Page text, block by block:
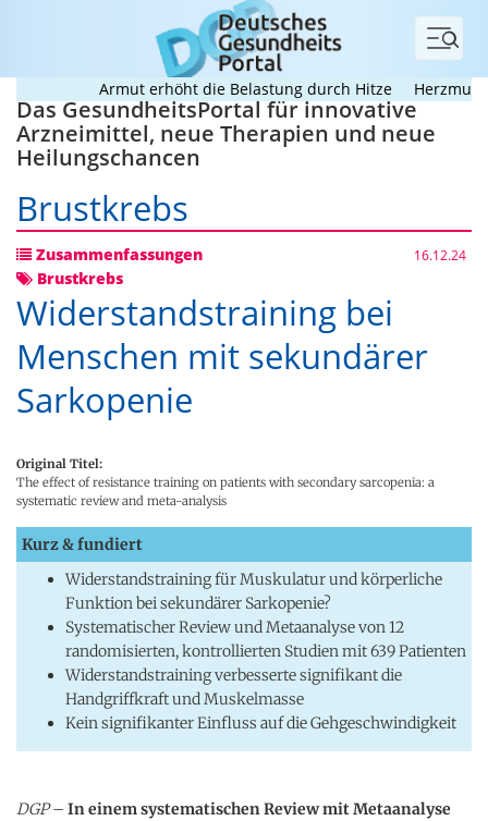
Menü
Armut erhöht die Belastung durch Hitze
Das GesundheitsPortal für innovative
Arzneimittel, neue Therapien und neue
Heilungschancen
Brustkrebs
Zusammenfassungen 16.12.24
Brustkrebs
Widerstandstraining bei
Menschen mit sekundärer
Sarkopenie
Original Titel:
The effect of resistance training on patients with secondary sarcopenia: a
systematic review and meta-analysis
Kurz & fundiert
Widerstandstraining für Muskulatur und körperliche
Funktion bei sekundärer Sarkopenie?
Systematischer Review und Metaanalyse von 12
randomisierten, kontrollierten Studien mit 639 Patienten
Widerstandstraining verbesserte signifikant die
Handgriffkraft und Muskelmasse
Kein signifikanter Einfluss auf die Gehgeschwindigkeit
DGP– In einem systematischen Review mit Metaanalyse